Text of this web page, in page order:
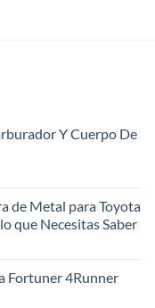
Y Cuerpo De
de Metal para Toyota
que Necesitas Saber
Fortuner 4Runner